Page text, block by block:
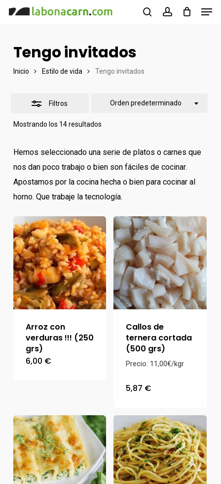
Skip
contentTengo invitados
Inicio Estilo de vida Tengo invitados
Filtros
Mostrando los 14 resultados
Orden predeterminado
Hemos seleccionado una serie de platos o carnes que
nos dan poco trabajo o bien son fáciles de cocinar.
Apostamos por la cocina hecha o bien para cocinar al
horno. Que trabaje la tecnología.
Arroz con
verduras !!! (250
grs)
6,00 €
Callos de
ternera cortada
(500 grs)
Precio: 11,00€/kgr
5,87 €